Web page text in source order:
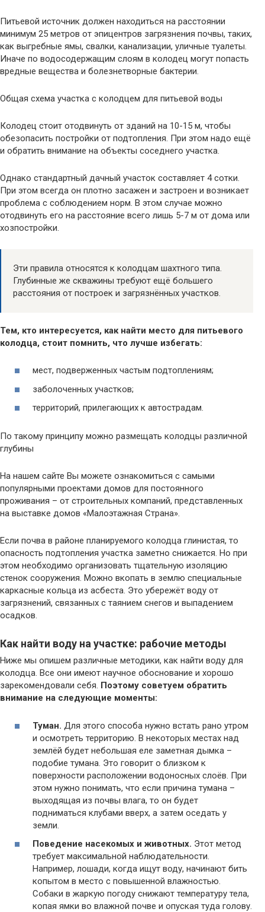
Питьевой источник должен находиться на расстоянии
минимум 25 метров от эпицентров загрязнения почвы, таких,
как выгребные ямы, свалки, канализации, уличные туалеты.
Иначе по водосодержащим слоям в колодец могут попасть
вредные вещества и болезнетворные бактерии.
Общая схема участка с колодцем для питьевой воды
Колодец стоит отодвинуть от зданий на 10-15 м, чтобы
обезопасить постройки от подтопления. При этом надо ещё
и обратить внимание на объекты соседнего участка.
Однако стандартный дачный участок составляет 4 сотки.
При этом всегда он плотно засажен и застроен и возникает
проблема с соблюдением норм. В этом случае можно
отодвинуть его на расстояние всего лишь 5-7 м от дома или
хозпостройки.
Эти правила относятся к колодцам шахтного типа.
Глубинные же скважины требуют ещё большего
расстояния от построек и загрязнённых участков.
Тем, кто интересуется, как найти место для питьевого
колодца, стоит помнить, что лучше избегать:
мест, подверженных частым подтоплениям;
заболоченных участков;
территорий, прилегающих к автострадам.
По такому принципу можно размещать колодцы различной
глубины
На нашем сайте Вы можете ознакомиться с самыми
популярными проектами домов для постоянного
проживания – от строительных компаний, представленных
на выставке домов «Малоэтажная Страна».
Если почва в районе планируемого колодца глинистая, то
опасность подтопления участка заметно снижается. Но при
этом необходимо организовать тщательную изоляцию
стенок сооружения. Можно вкопать в землю специальные
каркасные кольца из асбеста. Это убережёт воду от
загрязнений, связанных с таянием снегов и выпадением
осадков.
Как найти воду на участке: рабочие методы
Ниже мы опишем различные методики, как найти воду для
колодца. Все они имеют научное обоснование и хорошо
зарекомендовали себя. Поэтому советуем обратить
внимание на следующие моменты:
Туман. Для этого способа нужно встать рано утром
и осмотреть территорию. В некоторых местах над
землёй будет небольшая еле заметная дымка –
подобие тумана. Это говорит о близком к
поверхности расположении водоносных слоёв. При
этом нужно понимать, что если причина тумана –
выходящая из почвы влага, то он будет
подниматься клубами вверх, а затем оседать у
земли.
Поведение насекомых и животных. Этот метод
требует максимальной наблюдательности.
Например, лошади, когда ищут воду, начинают бить
копытом в место с повышенной влажностью.
Собаки в жаркую погоду снижают температуру тела,
копая ямки во влажной почве и опуская туда голову.